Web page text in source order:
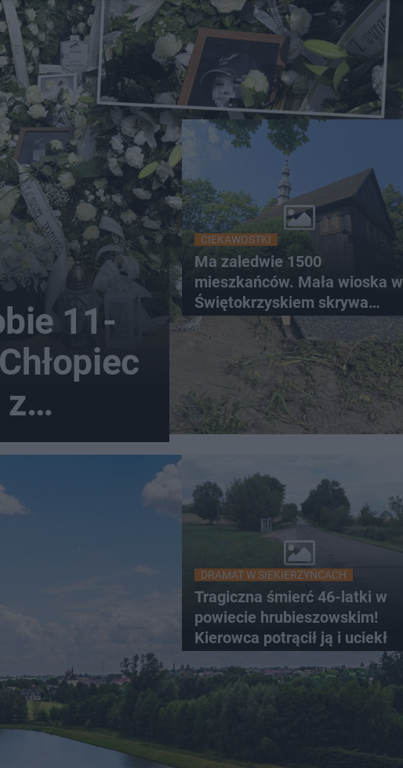
11-
z
CIEKAWOSTKI
Ma zaledwie 1500
mieszkańców. Mała wioska w
Świętokrzyskiem skrywa
zabytki, bywał tu nawet król
DRAMAT W SIEKIERZYŃCACH
Tragiczna śmierć 46-latki w
powiecie hrubieszowskim!
Kierowca potrącił ją i uciekł